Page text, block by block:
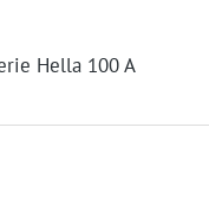
Hella 100 A